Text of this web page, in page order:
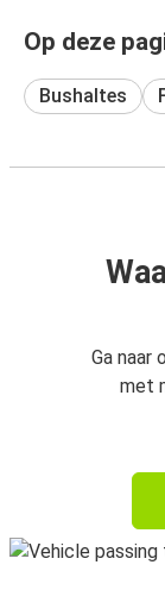
Op deze
Bushaltes
Ga naar
met